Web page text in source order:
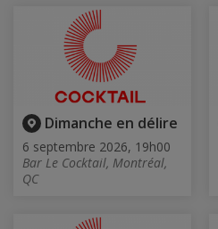
Dimanche en délire
6 septembre 2026, 19h00
Bar Le Cocktail, Montréal,
QC